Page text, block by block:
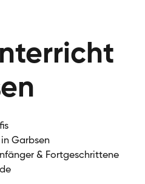
Garbsen
& Fortgeschrittene